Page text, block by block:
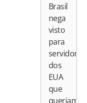
Brasil
nega
visto
para
servidores
dos
EUA
que
queriam